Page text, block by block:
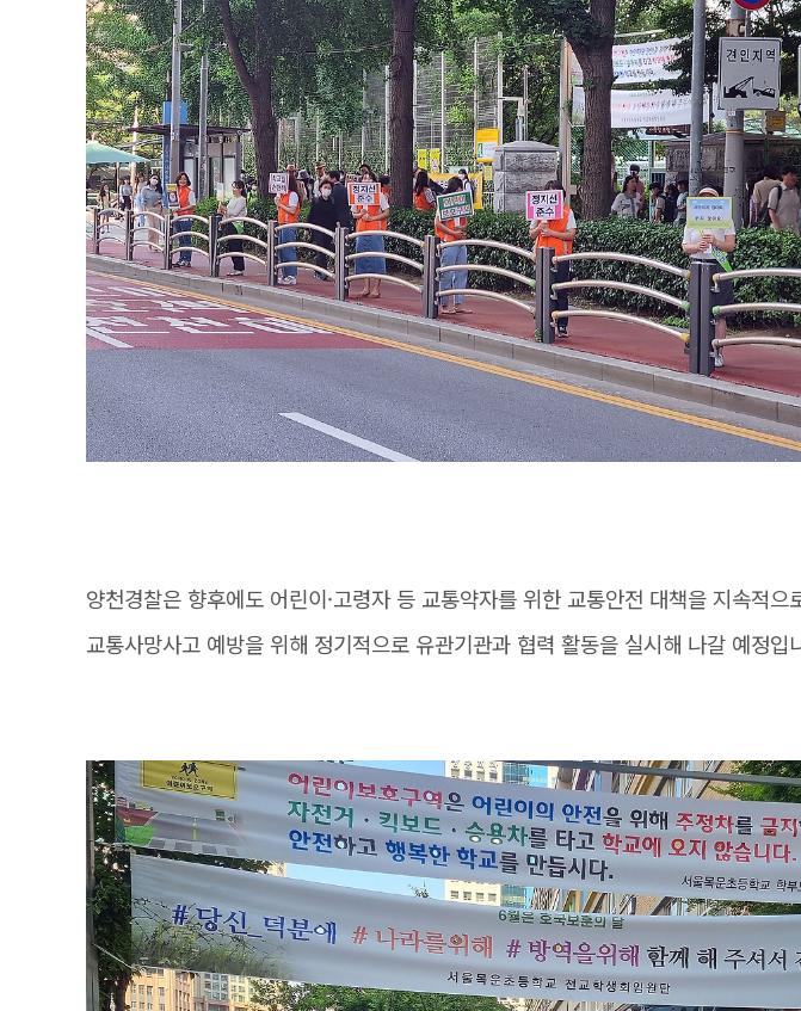
양천경찰은 향후에도 어린이·고령자 등 교통약자를 위한 교통안전 대책을 지속적으
교통사망사고 예방을 위해 정기적으로 유관기관과 협력 활동을 실시해 나갈 예정입